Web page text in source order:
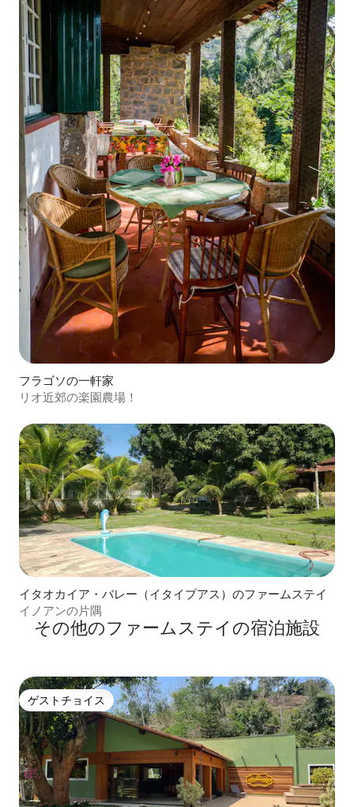
フラゴソの一軒家
リオ近郊の楽園農場！
イタオカイア・バレー（イタイプアス）のファームステイ
イノアンの片隅
その他のファームステイの宿泊施設
ゲストチョイス
ゲストチョイス